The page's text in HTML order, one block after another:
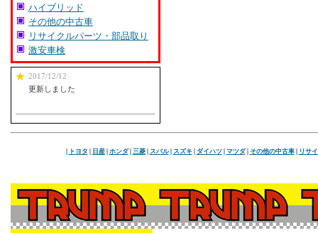
ハイブリッド
その他の中古車
リサイクルパーツ・部品取り
激安車検
2017/12/12
更新しました
トヨタ 日産| ホンダ| 三菱| スバル| スズキ| ダイハツ| マツダ| その他の中古車| リサ